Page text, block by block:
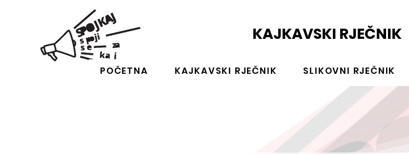
KAJKAVSKI RJEČNIK
POČETNA KAJKAVSKI RJEČNIK SLIKOVNI RJEČNIK